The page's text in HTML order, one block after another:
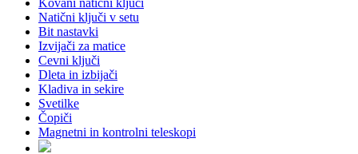
Natični ključi v setu
Bit nastavki
Izvijači za matice
Cevni ključi
Dleta in izbijači
Kladiva in sekire
Svetilke
Čopiči
Magnetni in kontrolni teleskopi